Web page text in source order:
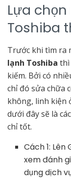
Lựa
Toshiba
Trước khi tìm ra
lạnh Toshiba thì
kiếm. Bởi có
chỉ đó sửa chữa
không, linh kiện
dưới đây sẽ là
chỉ tốt.
Cách 1:
xem đánh
dụng dịch